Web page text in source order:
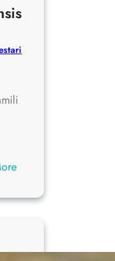
:
moramoensis